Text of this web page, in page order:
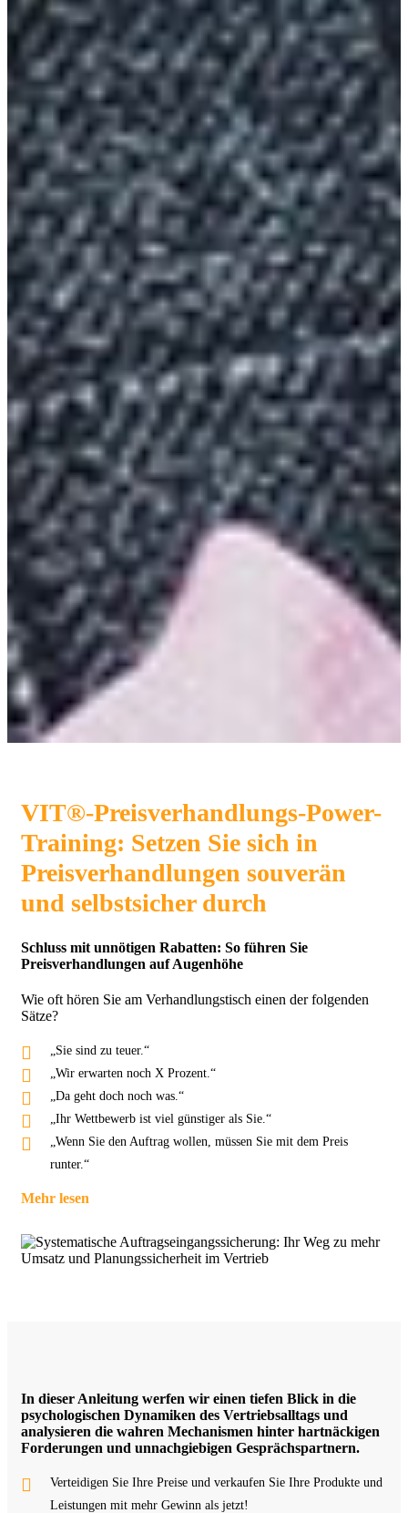
VIT®-Preisverhandlungs-Power-
Training: Setzen Sie sich in
Preisverhandlungen souverän
und selbstsicher durch
Schluss mit unnötigen Rabatten: So führen Sie
Preisverhandlungen auf Augenhöhe
Wie oft hören Sie am Verhandlungstisch einen der folgenden
Sätze?
„Sie sind zu teuer.“
„Wir erwarten noch X Prozent.“
„Da geht doch noch was.“
„Ihr Wettbewerb ist viel günstiger als Sie.“
„Wenn Sie den Auftrag wollen, müssen Sie mit dem Preis
runter.“
Mehr lesen
In dieser Anleitung werfen wir einen tiefen Blick in die
psychologischen Dynamiken des Vertriebsalltags und
analysieren die wahren Mechanismen hinter hartnäckigen
Forderungen und unnachgiebigen Gesprächspartnern.
Verteidigen Sie Ihre Preise und verkaufen Sie Ihre Produkte und
Leistungen mit mehr Gewinn als jetzt!